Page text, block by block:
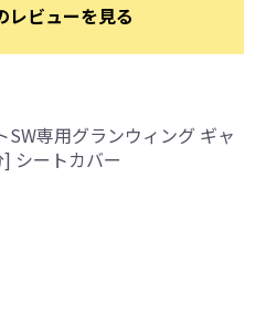
レビューを見る
専用グランウィング ギャ
シートカバー